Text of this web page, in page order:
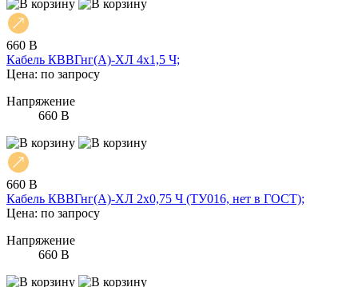
660 В
Кабель КВВГнг(А)-ХЛ 4х1,5 Ч;
Цена: по запросу
Напряжение
660 В
660 В
Кабель КВВГнг(А)-ХЛ 2х0,75 Ч (ТУ016, нет в ГОСТ);
Цена: по запросу
Напряжение
660 В